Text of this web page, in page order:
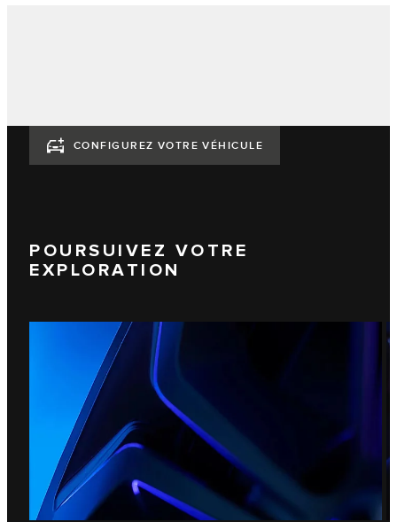
CONFIGUREZ VOTRE VÉHICULE
POURSUIVEZ VOTRE
EXPLORATION